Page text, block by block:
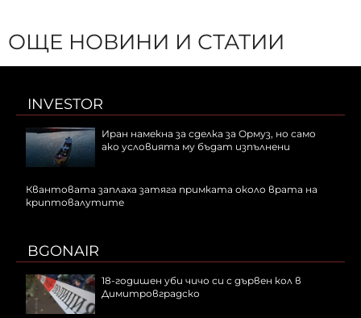
ОЩЕ НОВИНИ И СТАТИИ
INVESTOR
Иран намекна за сделка за Ормуз, но само
ако условията му бъдат изпълнени
Квантовата заплаха затяга примката около врата на
криптовалутите
BGONAIR
18-годишен уби чичо си с дървен кол в
Димитровградско